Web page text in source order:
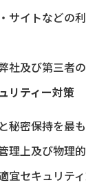
サイトなどの
社及び第三者
リティー対策
秘密保持を最
理上及び物理
宜セキュリテ